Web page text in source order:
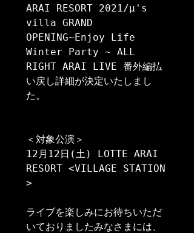
ARAI RESORT 2021/μ's
villa GRAND
OPENING~Enjoy Life
Winter Party ~ ALL
RIGHT ARAI LIVE 番外編払
い戻し詳細が決定いたしまし
た。
＜対象公演＞
12月12日(土) LOTTE ARAI
RESORT <VILLAGE STATION
>
ライブを楽しみにお待ちいただ
いておりましたみなさまには、